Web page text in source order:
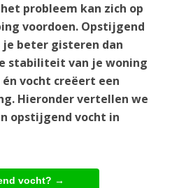
probleem kan zich op
voordoen. Opstijgend
je beter gisteren dan
stabiliteit van je woning
vocht creëert een
Hieronder vertellen we
opstijgend vocht in
vocht? →